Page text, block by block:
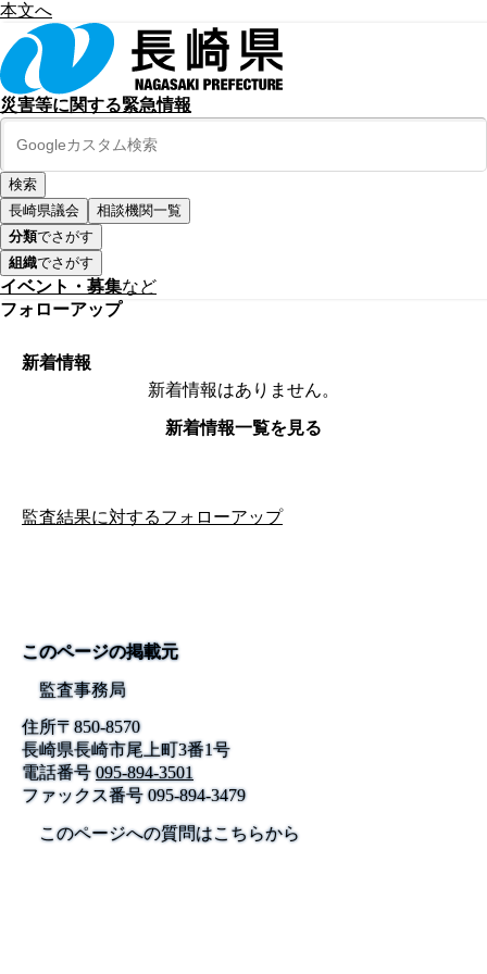
本文へ
災害等に関する緊急情報
長崎県議会
相談機関一覧
分類でさがす
組織でさがす
イベント・募集など
フォローアップ
新着情報
新着情報はありません。
新着情報一覧を見る
監査結果に対するフォローアップ
このページの掲載元
監査事務局
住所〒850-8570
長崎県長崎市尾上町3番1号
電話番号 095-894-3501
ファックス番号095-894-3479
このページへの質問はこちらから